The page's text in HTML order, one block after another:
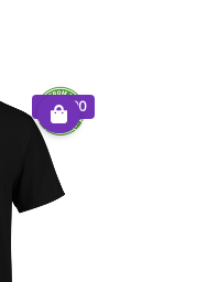
€ 20.00